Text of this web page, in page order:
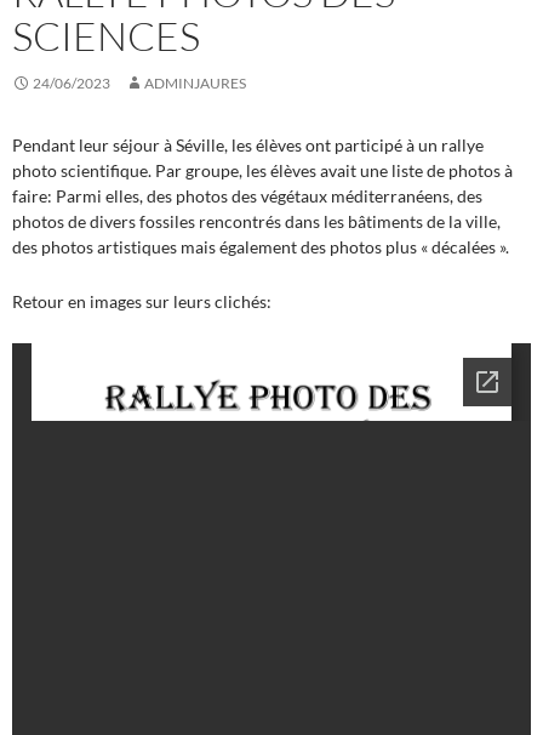
SCIENCES
24/06/2023 ADMINJAURES
Pendant leur séjour à Séville, les élèves ont participé à un rallye
photo scientifique. Par groupe, les élèves avait une liste de photos à
faire: Parmi elles, des photos des végétaux méditerranéens, des
photos de divers fossiles rencontrés dans les bâtiments de la ville,
des photos artistiques mais également des photos plus « décalées ».
Retour en images sur leurs clichés: